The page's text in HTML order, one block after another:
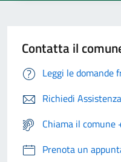
Contatta il
Leggi le domande
Richiedi Assistenza
Chiama il
Prenota un